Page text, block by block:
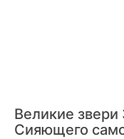
Великие звери
Сияющего